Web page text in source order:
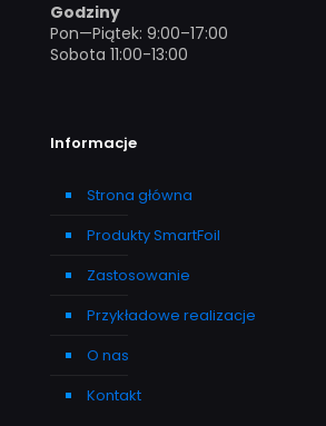
Godziny
Pon—Piątek: 9:00–17:00
Sobota 11:00-13:00
Informacje
Strona główna
Produkty SmartFoil
Zastosowanie
Przykładowe realizacje
O nas
Kontakt